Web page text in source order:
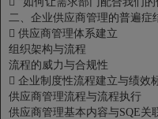
二、企业供应商管理的普遍症
 供应商管理体系建立
组织架构与流程
流程的威力与合规性
 企业制度性流程建立与绩效
供应商管理流程与流程执行
供应商管理基本内容与SQE关